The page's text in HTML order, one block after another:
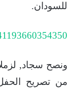
للسودان.
ونصح سجاد,
من تصريح